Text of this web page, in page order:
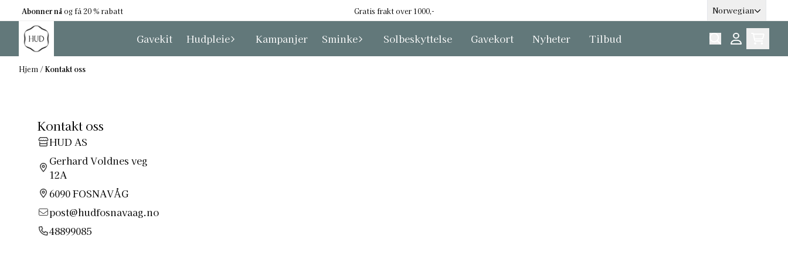
Hopp til innhold
Abonner nå og få 20 % rabatt Gratis frakt over 1000,- Norwegian
Gavekit Hudpleie Kampanjer Sminke Solbeskyttelse Gavekort Nyheter Tilbud
Hjem /Kontakt oss
Kontakt oss
HUD AS
Gerhard Voldnes veg
12A
6090 FOSNAVÅG
post@hudfosnavaag.no
48899085